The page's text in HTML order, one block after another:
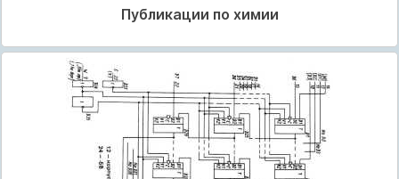
Публикации по химии